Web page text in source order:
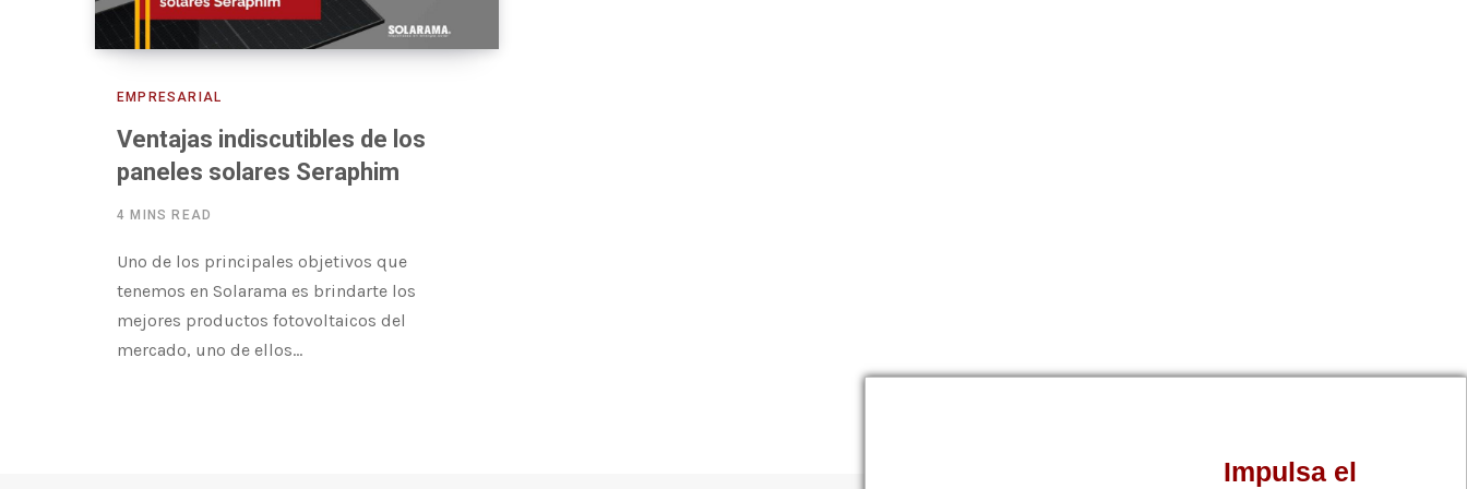
Impulsa el
EMPRESARIAL
Ventajas indiscutibles de los
paneles solares Seraphim
4 MINS READ
Uno de los principales objetivos que
tenemos en Solarama es brindarte los
mejores productos fotovoltaicos del
mercado, uno de ellos…